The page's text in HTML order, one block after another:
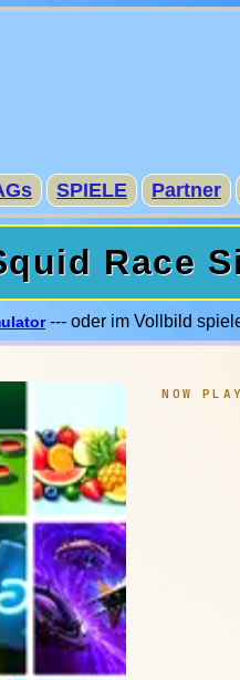
SPIELE Partner
Race
--- oder im Vollbild